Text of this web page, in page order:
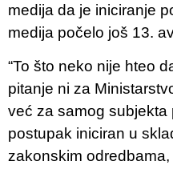
medija da je iniciranje
medija počelo još 13.
“To što neko nije hteo
pitanje ni za
već za samog subjekta
postupak iniciran u
zakonskim